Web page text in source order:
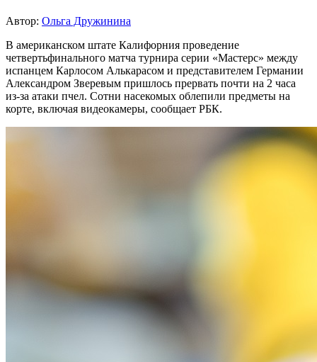
Автор: Ольга Дружинина
В американском штате Калифорния проведение
четвертьфинального матча турнира серии «Мастерс» между
испанцем Карлосом Алькарасом и представителем Германии
Александром Зверевым пришлось прервать почти на 2 часа
из-за атаки пчел. Сотни насекомых облепили предметы на
корте, включая видеокамеры, сообщает РБК.